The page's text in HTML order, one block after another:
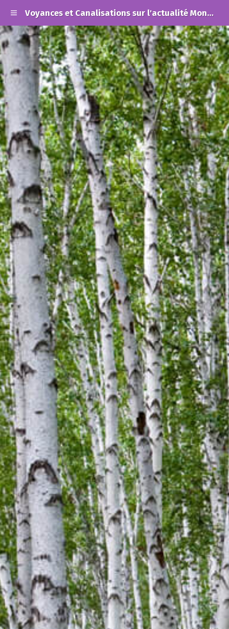
Voyances et Canalisations sur l'actualité Mondiale et les Alertes